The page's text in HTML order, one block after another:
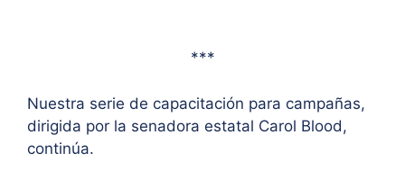
***
Nuestra serie de capacitación para campañas,
dirigida por la senadora estatal Carol Blood,
continúa.